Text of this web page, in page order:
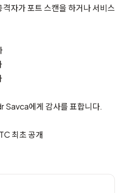
자가 포트 스캔을 하거나 서비스
Savca에게 감사를 표합니다.
최초 공개